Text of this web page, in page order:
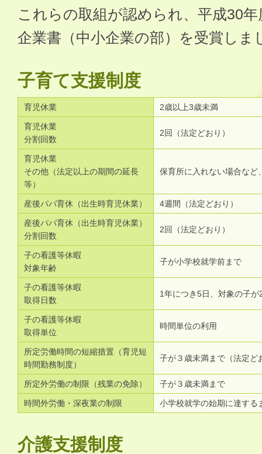
これらの取組が認められ、平成30
企業書（中小企業の部）を受賞しま
子育て支援制度
育児休業 2歳以上3歳未満
育児休業
分割回数
2回（法定どおり）
育児休業
その他（法定以上の期間の延長
等）
保育所に入れない場合など
産後パパ育休（出生時育児休業） 4週間（法定どおり）
産後パパ育休（出生時育児休業）
分割回数
2回（法定どおり）
子の看護等休暇
対象年齢
子が小学校就学前まで
子の看護等休暇
取得日数
1年につき5日、対象の子
子の看護等休暇
取得単位
時間単位の利用
所定労働時間の短縮措置（育児短
時間勤務制度）
子が３歳未満まで（法定ど
所定外労働の制限（残業の免除） 子が３歳未満まで
時間外労働・深夜業の制限 小学校就学の始期に達する
介護支援制度